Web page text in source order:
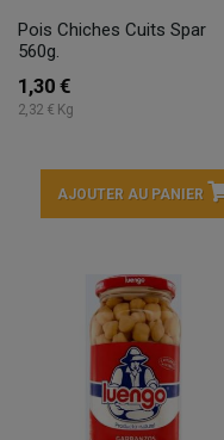
Pois Chiches Cuits Spar
560g.
1,30 €
2,32 € Kg
AJOUTER AU PANIER